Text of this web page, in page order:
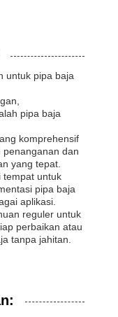
untuk pipa baja
pipa baja
komprehensif
dan
yang tepat.
tempat untuk
pipa baja
aplikasi.
reguler untuk
perbaikan atau
tanpa jahitan.